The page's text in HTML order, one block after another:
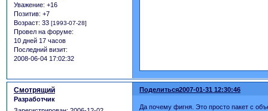
Уважение: +16
Позитив: +7
Возраст: 33 [1993-07-28]
Провел на форуме:
10 дней 17 часов
Последний визит:
2008-06-04 17:02:32
Поделиться2007-01-31 12:30:46
Смотрящий
Разработчик
Да почему фигня. Это просто пакет с